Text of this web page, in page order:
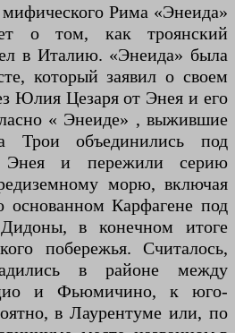
Рима «Энеида»
о том, как троянский
в Италию. «Энеида» была
который заявил о своем
Юлия Цезаря от Энея и его
« Энеиде» , выжившие
Трои объединились под
Энея и пережили серию
морю, включая
основанном Карфагене под
в конечном итоге
побережья. Считалось,
в районе между
и Фьюмичино, к юго-
в Лаурентуме или, по